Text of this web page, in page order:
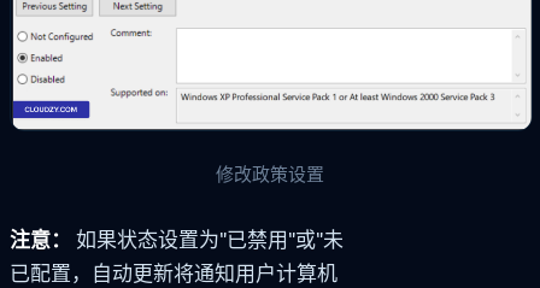
修改政策设置
注意：
如果状态设置为"已禁用"或"未
已配置，自动更新将通知用户计算机